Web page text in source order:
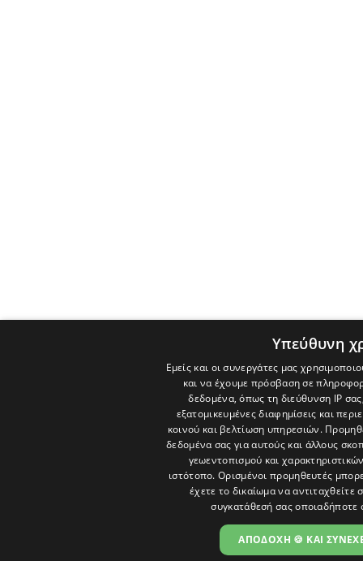
Υπεύθυνη
Εμείς και οι συνεργάτες μας
και να έχουμε πρόσβαση σε
δεδομένα, όπως τη διεύθυνση IP
εξατομικευμένες διαφημίσεις και
κοινού και βελτίωση υπηρεσιών.
δεδομένα σας για αυτούς και άλλους
γεωεντοπισμού και
ιστότοπο. Ορισμένοι προμηθευτές
έχετε το δικαίωμα να αντιταχθείτε
συγκατάθεσή σας οποιαδήποτε
ΑΠΟΔΟΧΗ 🍪 ΚΑΙ